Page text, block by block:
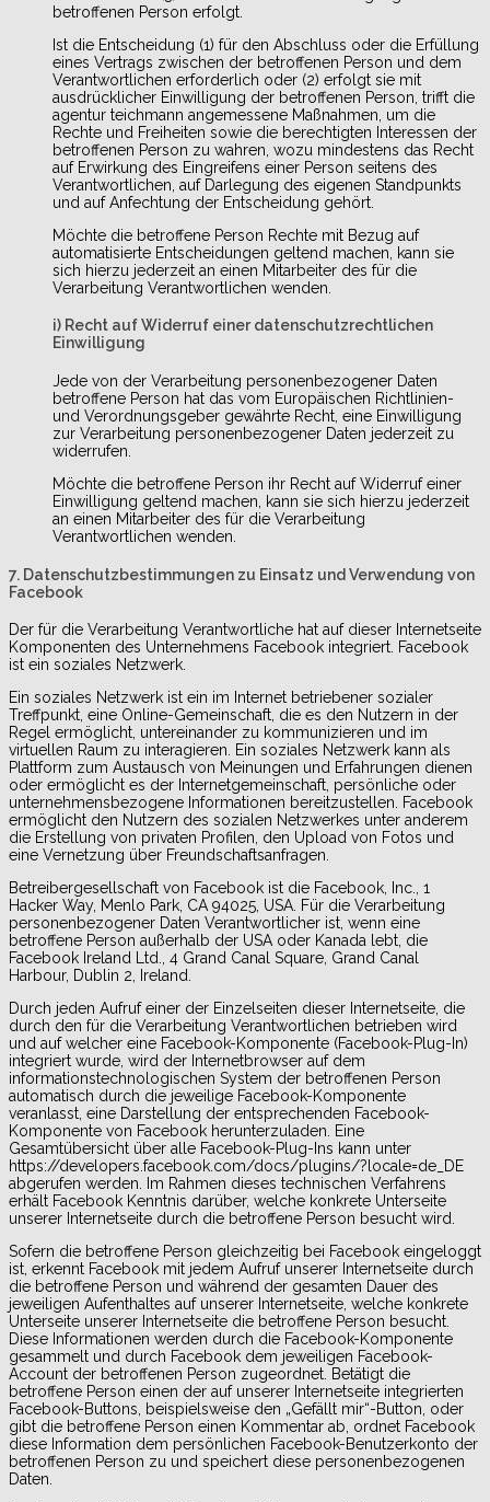
betroffenen Person erfolgt.
Ist die Entscheidung (1) für den Abschluss oder die Erfüllung
eines Vertrags zwischen der betroffenen Person und dem
Verantwortlichen erforderlich oder (2) erfolgt sie mit
ausdrücklicher Einwilligung der betroffenen Person, trifft die
agentur teichmann angemessene Maßnahmen, um die
Rechte und Freiheiten sowie die berechtigten Interessen der
betroffenen Person zu wahren, wozu mindestens das Recht
auf Erwirkung des Eingreifens einer Person seitens des
Verantwortlichen, auf Darlegung des eigenen Standpunkts
und auf Anfechtung der Entscheidung gehört.
Möchte die betroffene Person Rechte mit Bezug auf
automatisierte Entscheidungen geltend machen, kann sie
sich hierzu jederzeit an einen Mitarbeiter des für die
Verarbeitung Verantwortlichen wenden.
i) Recht auf Widerruf einer datenschutzrechtlichen
Einwilligung
Jede von der Verarbeitung personenbezogener Daten
betroffene Person hat das vom Europäischen Richtlinien-
und Verordnungsgeber gewährte Recht, eine Einwilligung
zur Verarbeitung personenbezogener Daten jederzeit zu
widerrufen.
Möchte die betroffene Person ihr Recht auf Widerruf einer
Einwilligung geltend machen, kann sie sich hierzu jederzeit
an einen Mitarbeiter des für die Verarbeitung
Verantwortlichen wenden.
7. Datenschutzbestimmungen zu Einsatz und Verwendung von
Facebook
Der für die Verarbeitung Verantwortliche hat auf dieser Internetseite
Komponenten des Unternehmens Facebook integriert. Facebook
ist ein soziales Netzwerk.
Ein soziales Netzwerk ist ein im Internet betriebener sozialer
Treffpunkt, eine Online-Gemeinschaft, die es den Nutzern in der
Regel ermöglicht, untereinander zu kommunizieren und im
virtuellen Raum zu interagieren. Ein soziales Netzwerk kann als
Plattform zum Austausch von Meinungen und Erfahrungen dienen
oder ermöglicht es der Internetgemeinschaft, persönliche oder
unternehmensbezogene Informationen bereitzustellen. Facebook
ermöglicht den Nutzern des sozialen Netzwerkes unter anderem
die Erstellung von privaten Profilen, den Upload von Fotos und
eine Vernetzung über Freundschaftsanfragen.
Betreibergesellschaft von Facebook ist die Facebook, Inc., 1
Hacker Way, Menlo Park, CA 94025, USA. Für die Verarbeitung
personenbezogener Daten Verantwortlicher ist, wenn eine
betroffene Person außerhalb der USA oder Kanada lebt, die
Facebook Ireland Ltd., 4 Grand Canal Square, Grand Canal
Harbour, Dublin 2, Ireland.
Durch jeden Aufruf einer der Einzelseiten dieser Internetseite, die
durch den für die Verarbeitung Verantwortlichen betrieben wird
und auf welcher eine Facebook-Komponente (Facebook-Plug-In)
integriert wurde, wird der Internetbrowser auf dem
informationstechnologischen System der betroffenen Person
automatisch durch die jeweilige Facebook-Komponente
veranlasst, eine Darstellung der entsprechenden Facebook-
Komponente von Facebook herunterzuladen. Eine
Gesamtübersicht über alle Facebook-Plug-Ins kann unter
https://developers.facebook.com/docs/plugins/?locale=de_DE
abgerufen werden. Im Rahmen dieses technischen Verfahrens
erhält Facebook Kenntnis darüber, welche konkrete Unterseite
unserer Internetseite durch die betroffene Person besucht wird.
Sofern die betroffene Person gleichzeitig bei Facebook eingeloggt
ist, erkennt Facebook mit jedem Aufruf unserer Internetseite durch
die betroffene Person und während der gesamten Dauer des
jeweiligen Aufenthaltes auf unserer Internetseite, welche konkrete
Unterseite unserer Internetseite die betroffene Person besucht.
Diese Informationen werden durch die Facebook-Komponente
gesammelt und durch Facebook dem jeweiligen Facebook-
Account der betroffenen Person zugeordnet. Betätigt die
betroffene Person einen der auf unserer Internetseite integrierten
Facebook-Buttons, beispielsweise den „Gefällt mir“-Button, oder
gibt die betroffene Person einen Kommentar ab, ordnet Facebook
diese Information dem persönlichen Facebook-Benutzerkonto der
betroffenen Person zu und speichert diese personenbezogenen
Daten.